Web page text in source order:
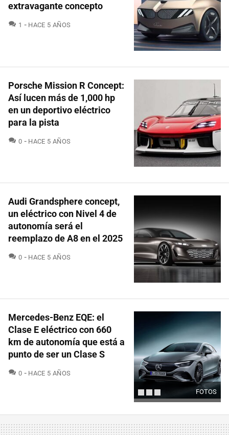
extravagante concepto
1 COMENTARIOS
HACE 5 AÑOS
Porsche Mission R Concept:
Así lucen más de 1,000 hp
en un deportivo eléctrico
para la pista
0 COMENTARIOS
HACE 5 AÑOS
Audi Grandsphere concept,
un eléctrico con Nivel 4 de
autonomía será el
reemplazo de A8 en el 2025
0 COMENTARIOS
HACE 5 AÑOS
FOTOS
Mercedes-Benz EQE: el
Clase E eléctrico con 660
km de autonomía que está a
punto de ser un Clase S
0 COMENTARIOS
HACE 5 AÑOS